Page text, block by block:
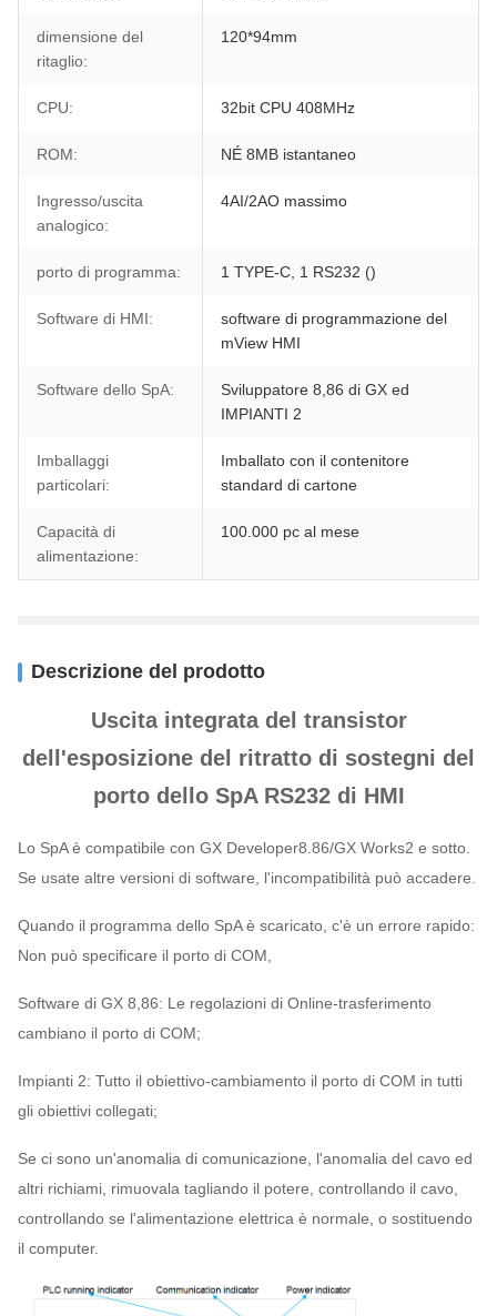
dimensione del
ritaglio:
120*94mm
CPU: 32bit CPU 408MHz
ROM: NÉ 8MB istantaneo
Ingresso/uscita
analogico:
4AI/2AO massimo
porto di programma: 1 TYPE-C, 1 RS232 ()
Software di HMI:
software di programmazione del
mView HMI
Software dello SpA:
Sviluppatore 8,86 di GX ed
IMPIANTI 2
Imballaggi
particolari:
Imballato con il contenitore
standard di cartone
Capacità di
alimentazione:
100.000 pc al mese
Descrizione del prodotto
Uscita integrata del transistor
dell'esposizione del ritratto di sostegni del
porto dello SpA RS232 di HMI
Lo SpA è compatibile con GX Developer8.86/GX Works2 e sotto.
Se usate altre versioni di software, l'incompatibilità può accadere.
Quando il programma dello SpA è scaricato, c'è un errore rapido:
Non può specificare il porto di COM,
Software di GX 8,86: Le regolazioni di Online-trasferimento
cambiano il porto di COM;
Impianti 2: Tutto il obiettivo-cambiamento il porto di COM in tutti
gli obiettivi collegati;
Se ci sono un'anomalia di comunicazione, l'anomalia del cavo ed
altri richiami, rimuovala tagliando il potere, controllando il cavo,
controllando se l'alimentazione elettrica è normale, o sostituendo
il computer.